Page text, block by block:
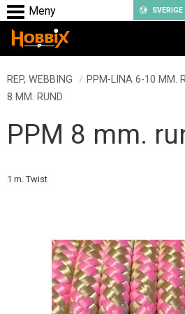
Meny
SVERIGE
REP, WEBBING PPM-LINA 6-10 MM.
8 MM. RUND
PPM 8 mm.
1 m. Twist